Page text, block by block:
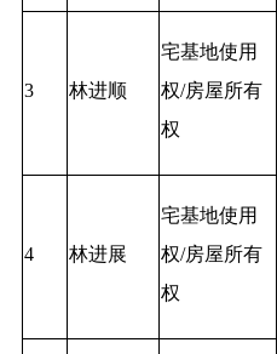
3 林进顺
宅基地使用
权/房屋所有
权
4 林进展
宅基地使用
权/房屋所有
权